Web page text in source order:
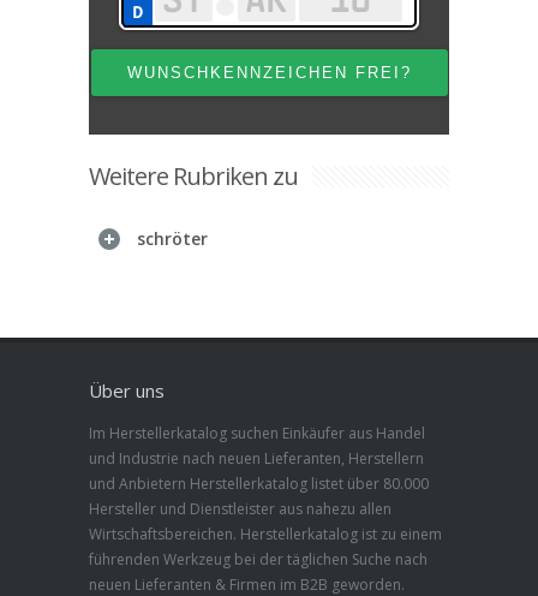
Weitere Rubriken zu
schröter
Über uns
Im Herstellerkatalog suchen Einkäufer aus Handel
und Industrie nach neuen Lieferanten, Herstellern
und Anbietern Herstellerkatalog listet über 80.000
Hersteller und Dienstleister aus nahezu allen
Wirtschaftsbereichen. Herstellerkatalog ist zu einem
führenden Werkzeug bei der täglichen Suche nach
neuen Lieferanten & Firmen im B2B geworden.